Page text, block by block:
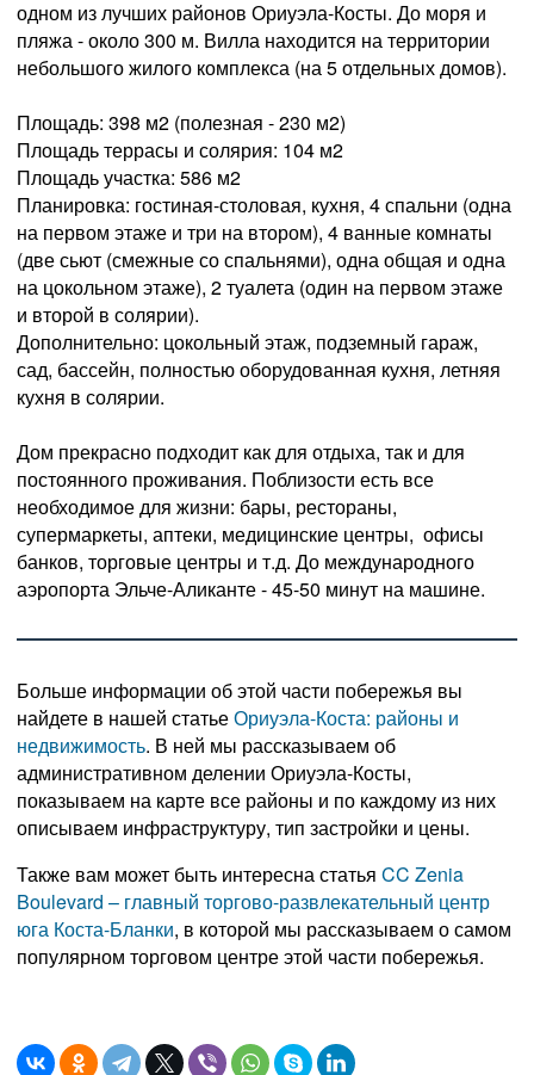
одном из лучших районов Ориуэла-Косты. До моря и
пляжа - около 300 м. Вилла находится на территории
небольшого жилого комплекса (на 5 отдельных домов).
Площадь: 398 м2 (полезная - 230 м2)
Площадь террасы и солярия: 104 м2
Площадь участка: 586 м2
Планировка: гостиная-столовая, кухня, 4 спальни (одна
на первом этаже и три на втором), 4 ванные комнаты
(две сьют (смежные со спальнями), одна общая и одна
на цокольном этаже), 2 туалета (один на первом этаже
и второй в солярии).
Дополнительно: цокольный этаж, подземный гараж,
сад, бассейн, полностью оборудованная кухня, летняя
кухня в солярии.
Дом прекрасно подходит как для отдыха, так и для
постоянного проживания. Поблизости есть все
необходимое для жизни: бары, рестораны,
супермаркеты, аптеки, медицинские центры, офисы
банков, торговые центры и т.д. До международного
аэропорта Эльче-Аликанте - 45-50 минут на машине.
Больше информации об этой части побережья вы
найдете в нашей статьеОриуэла-Коста: районы и
недвижимость. В ней мы рассказываем об
административном делении Ориуэла-Косты,
показываем на карте все районы и по каждому из них
описываем инфраструктуру, тип застройки и цены.
Также вам может быть интересна статья CC Zenia
Boulevard – главный торгово-развлекательный центр
юга Коста-Бланки, в которой мы рассказываем о самом
популярном торговом центре этой части побережья.